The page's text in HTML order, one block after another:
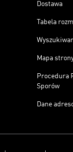
Dostawa
Tabela
Mapa
Procedura
Sporów
Dane